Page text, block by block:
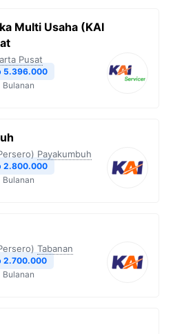
i
n
k
Multi Usaha (KAI
Pusat
5.396.000
Bulanan
Payakumbuh
2.800.000
Bulanan
Tabanan
2.700.000
Bulanan